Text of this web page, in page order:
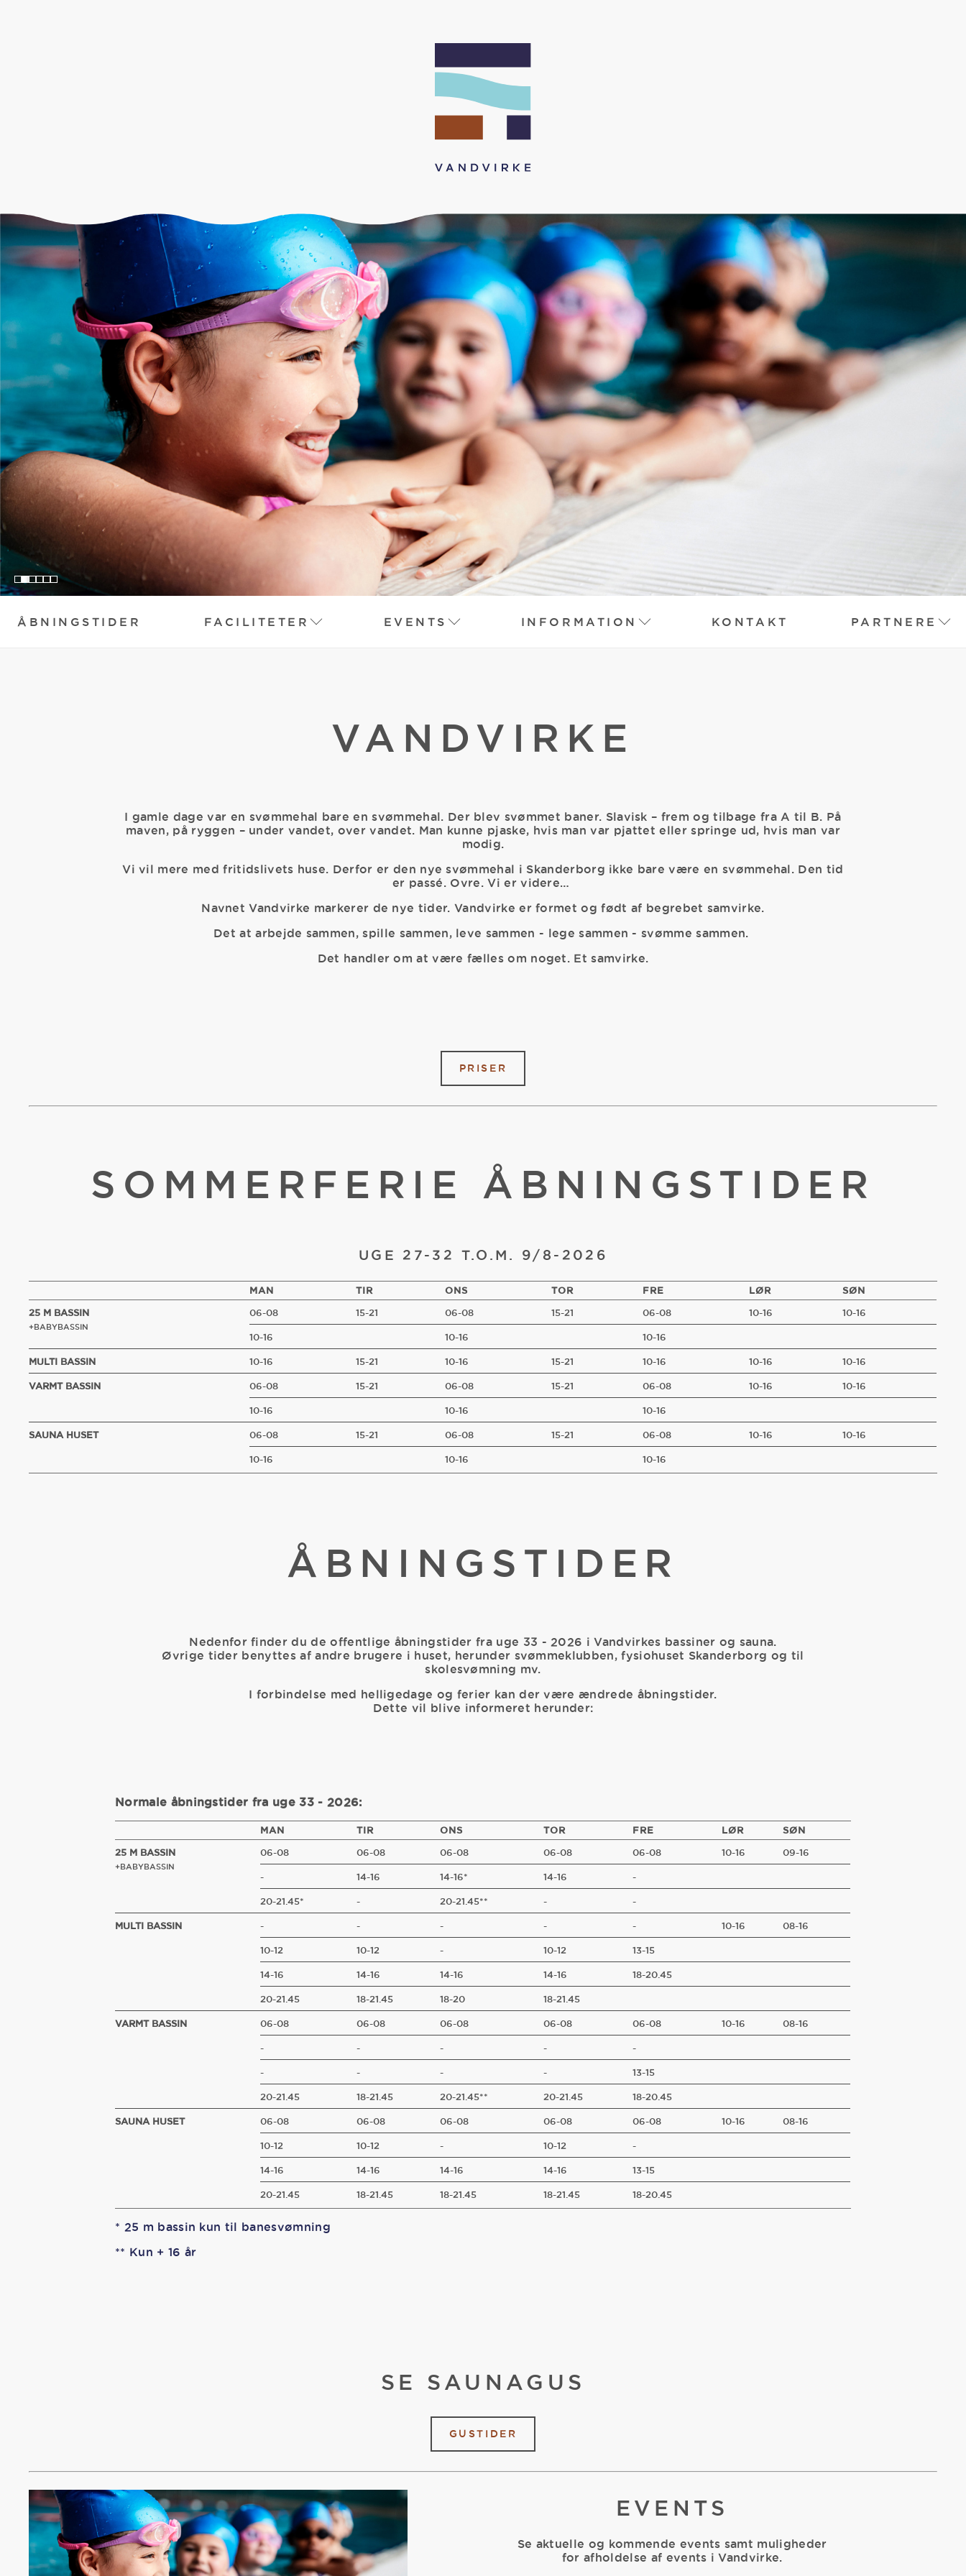
ÅBNINGSTIDER FACILITETER EVENTS INFORMATION KONTAKT PARTNERE
VANDVIRKE
I gamle dage var en svømmehal bare en svømmehal. Der blev svømmet baner. Slavisk – frem og tilbage fra A til B. På
maven, på ryggen – under vandet, over vandet. Man kunne pjaske, hvis man var pjattet eller springe ud, hvis man var
modig.
Vi vil mere med fritidslivets huse. Derfor er den nye svømmehal i Skanderborg ikke bare være en svømmehal. Den tid
er passé. Ovre. Vi er videre…
Navnet Vandvirke markerer de nye tider. Vandvirke er formet og født af begrebet samvirke.
Det at arbejde sammen, spille sammen, leve sammen - lege sammen - svømme sammen.
Det handler om at være fælles om noget. Et samvirke.
PRISER
SOMMERFERIE ÅBNINGSTIDER
UGE 27-32 T.O.M. 9/8-2026
MAN TIR ONS TOR FRE LØR SØN
25 M BASSIN
+BABYBASSIN
06-08 15-21 06-08 15-21 06-08 10-16 10-16
10-16 10-16 10-16
MULTI BASSIN 10-16 15-21 10-16 15-21 10-16 10-16 10-16
VARMT BASSIN 06-08 15-21 06-08 15-21 06-08 10-16 10-16
10-16 10-16 10-16
SAUNA HUSET 06-08 15-21 06-08 15-21 06-08 10-16 10-16
10-16 10-16 10-16
ÅBNINGSTIDER
Nedenfor finder du de offentlige åbningstider fra uge 33 - 2026 i Vandvirkes bassiner og sauna.
Øvrige tider benyttes af andre brugere i huset, herunder svømmeklubben, fysiohuset Skanderborg og til
skolesvømning mv.
I forbindelse med helligedage og ferier kan der være ændrede åbningstider.
Dette vil blive informeret herunder:
Normale åbningstider fra uge 33 - 2026:
MAN TIR ONS TOR FRE LØR SØN
25 M BASSIN
+BABYBASSIN
06-08 06-08 06-08 06-08 06-08 10-16 09-16
- 14-16 14-16* 14-16 -
20-21.45* - 20-21.45** - -
MULTI BASSIN - - - - - 10-16 08-16
10-12 10-12 - 10-12 13-15
14-16 14-16 14-16 14-16 18-20.45
20-21.45 18-21.45 18-20 18-21.45
VARMT BASSIN 06-08 06-08 06-08 06-08 06-08 10-16 08-16
- - - - -
- - - - 13-15
20-21.45 18-21.45 20-21.45** 20-21.45 18-20.45
SAUNA HUSET 06-08 06-08 06-08 06-08 06-08 10-16 08-16
10-12 10-12 - 10-12 -
14-16 14-16 14-16 14-16 13-15
20-21.45 18-21.45 18-21.45 18-21.45 18-20.45
* 25 m bassin kun til banesvømning
** Kun + 16 år
SE SAUNAGUS
GUSTIDER
EVENTS
Se aktuelle og kommende events samt muligheder
for afholdelse af events i Vandvirke.